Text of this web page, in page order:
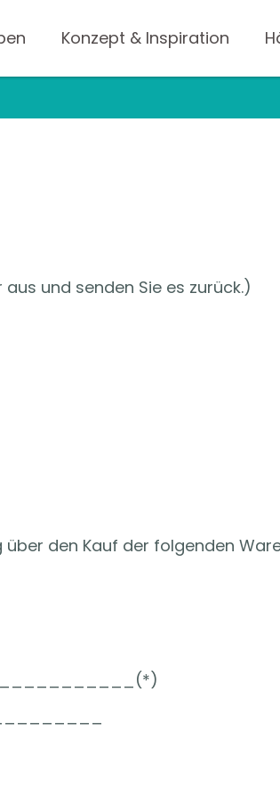
Konzept & Inspiration
und senden Sie es zurück.)
den Kauf der folgenden